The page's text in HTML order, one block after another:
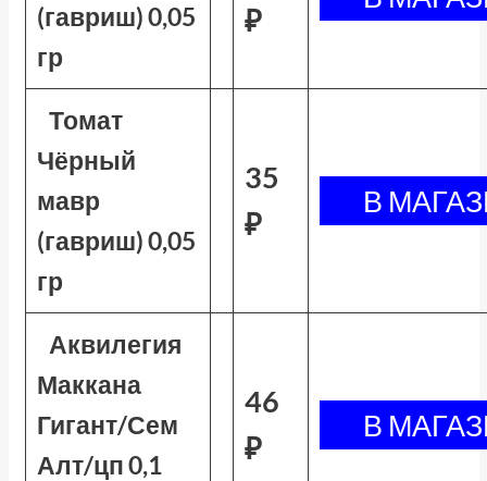
(гавриш) 0,05
гр
₽
Томат
Чёрный
мавр
(гавриш) 0,05
гр
35
₽
Аквилегия
Маккана
Гигант/Сем
Алт/цп 0,1
46
₽